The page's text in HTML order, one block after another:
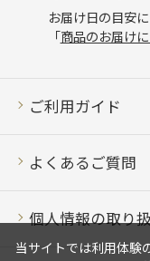
お届け日の目安
「商品のお届け
ご利用ガイド
よくあるご質問
個人情報の取り
当サイトでは利用体験